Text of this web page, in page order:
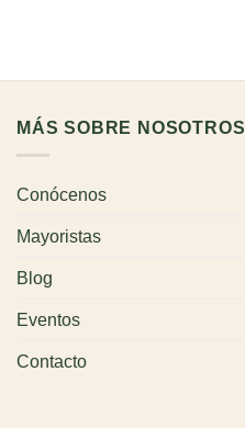
MÁS SOBRE NOSOTROS
Conócenos
Mayoristas
Blog
Eventos
Contacto